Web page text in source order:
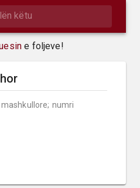
e foljeve!
numri